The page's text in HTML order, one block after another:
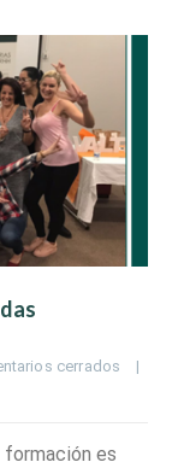
cerrados
|
formación es